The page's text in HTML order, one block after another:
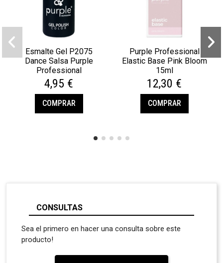
Esmalte Gel P2075
Dance Salsa Purple
Professional
4,95 €
COMPRAR
Purple Professional
Elastic Base Pink Bloom
15ml
12,30 €
COMPRAR
CONSULTAS
Sea el primero en hacer una consulta sobre este
producto!